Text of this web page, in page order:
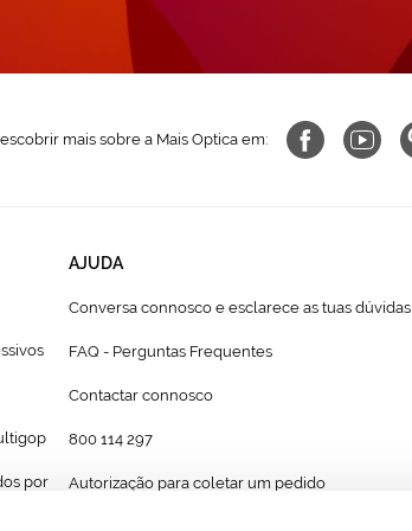
mais sobre a Mais Optica em:
por
AJUDA
Conversa connosco e esclarece as tuas dúvidas
FAQ - Perguntas Frequentes
Contactar connosco
800 114 297
Autorização para coletar um pedido